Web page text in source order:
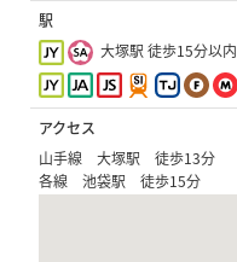
駅
大塚駅 徒歩15分以内
アクセス
山手線 大塚駅 徒歩13分
各線 池袋駅 徒歩15分